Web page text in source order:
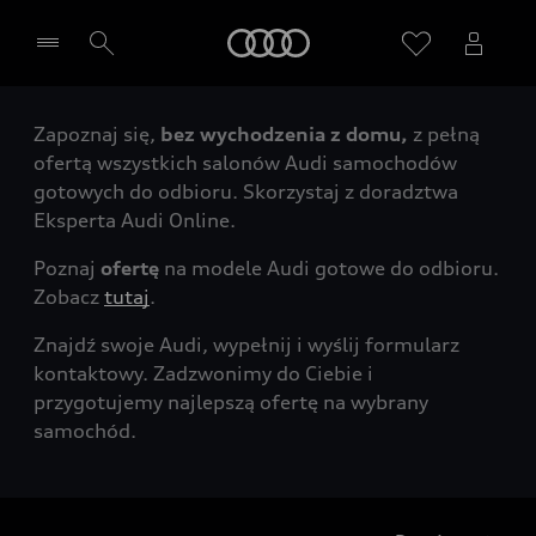
Wybierz Twojego Partnera Audi
Zapoznaj się, bez wychodzenia z domu, z pełną
ofertą wszystkich salonów Audi samochodów
gotowych do odbioru. Skorzystaj z doradztwa
Eksperta Audi Online.
Poznaj ofertę na modele Audi gotowe do odbioru.
Zobacz tutaj.
Znajdź swoje Audi, wypełnij i wyślij formularz
kontaktowy. Zadzwonimy do Ciebie i
przygotujemy najlepszą ofertę na wybrany
samochód.